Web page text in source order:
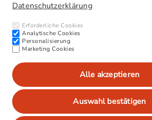
Newsletter
Interne Meldestelle (HinSchG)
CO₂-Werte/Kraftstoffverbrauch
Impressum
Datenschutzeinstellungen
Datenschutzerklärung
Erforderliche Cookies
Analytische Cookies
Personalisierung
Marketing Cookies
Alle akzeptieren
Auswahl bestätigen